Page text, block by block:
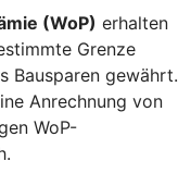
(WoP) erhalten
Grenze
Bausparen gewährt.
Anrechnung von
WoP-